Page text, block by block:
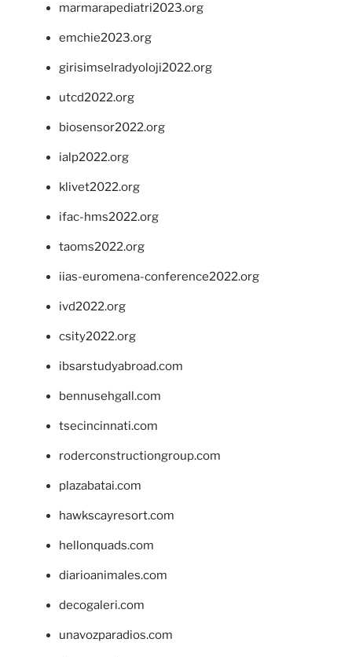
marmarapediatri2023.org
emchie2023.org
girisimselradyoloji2022.org
utcd2022.org
biosensor2022.org
ialp2022.org
klivet2022.org
ifac-hms2022.org
taoms2022.org
iias-euromena-conference2022.org
ivd2022.org
csity2022.org
ibsarstudyabroad.com
bennusehgall.com
tsecincinnati.com
roderconstructiongroup.com
plazabatai.com
hawkscayresort.com
hellonquads.com
diarioanimales.com
decogaleri.com
unavozparadios.com